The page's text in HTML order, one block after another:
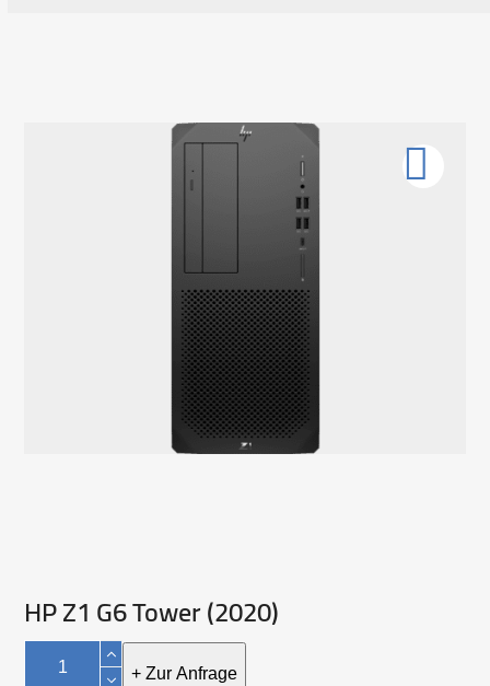
HP Z1 G6 Tower (2020)
HP
+ Zur Anfrage